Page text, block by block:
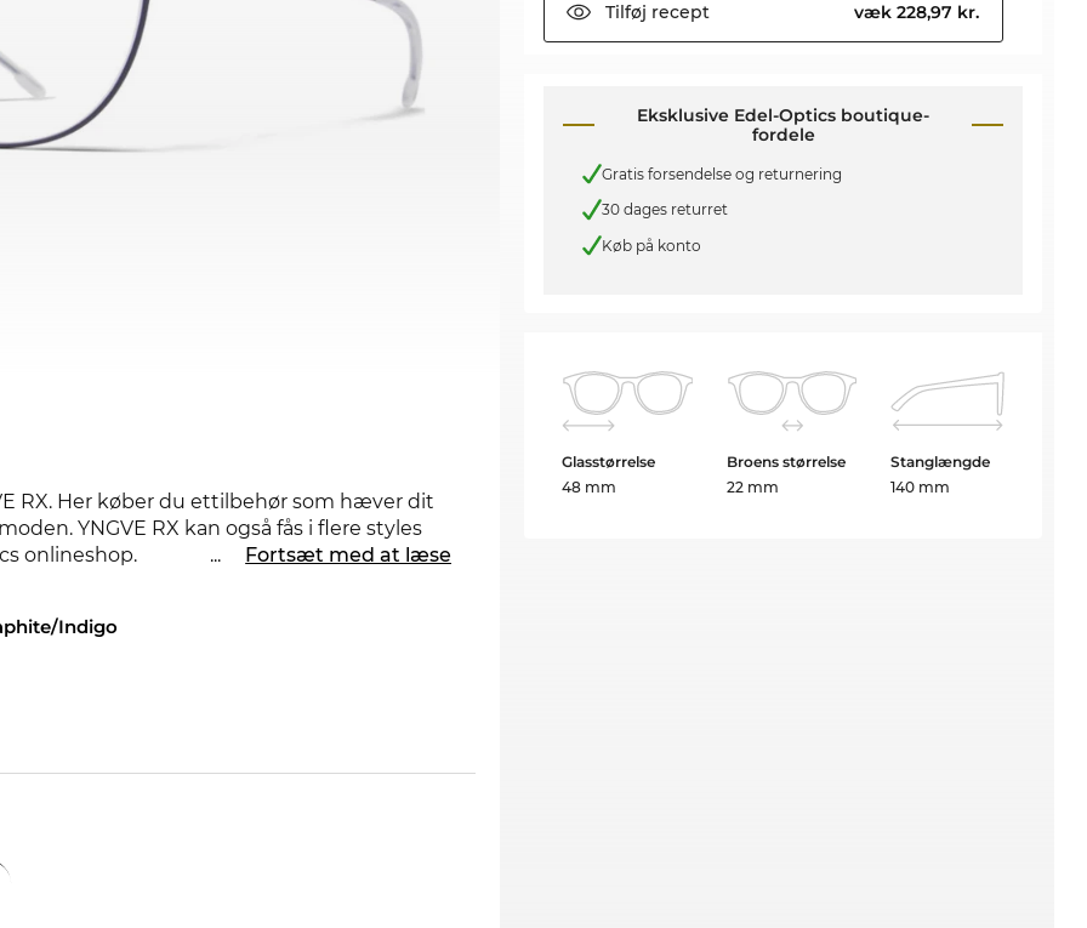
RX. Her køber du ettilbehør som hæver dit
YNGVE RX kan også fås i flere styles
onlineshop. ... Fortsæt med at læse
Indigo
Tilføj recept væk 228,97 kr.
Eksklusive Edel-Optics boutique-
fordele
Gratis forsendelse og returnering
30 dages returret
Køb på konto
Glasstørrelse
48 mm
Broens størrelse
22 mm
Stanglængde
140 mm